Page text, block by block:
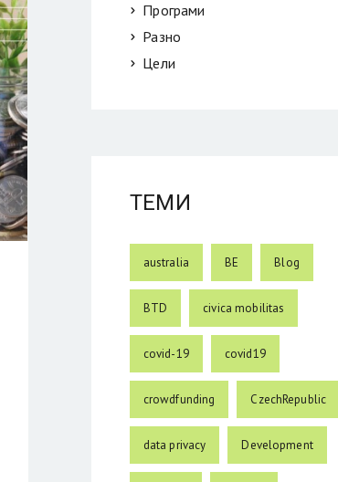
Програми
Разно
Цели
ТЕМИ
australia BE Blog
BTD civica mobilitas
covid-19 covid19
crowdfunding CzechRepublic
data privacy Development